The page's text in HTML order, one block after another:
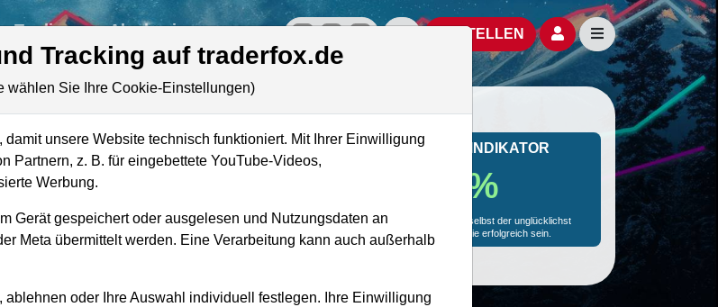
Trading Akademie offizielle Social Media-AccountsAktien- und Artikelsuche öffnen
BESTELLEN Seitennavigation
11,45 Mrd. USD
4,64 Mrd. USD
MONKEY-TRADER INDIKATOR
91.4 %
Mit 91.4 % Wahrscheinlichkeit wird selbst der unglücklichst
agierende Trader mit dieser Aktie erfolgreich sein.
Tracking auf traderfox.de
wählen Sie Ihre Cookie-Einstellungen)
unsere Website technisch funktioniert. Mit Ihrer Einwilligung
Partnern, z. B. für eingebettete YouTube-Videos,
Werbung.
Gerät gespeichert oder ausgelesen und Nutzungsdaten an
Meta übermittelt werden. Eine Verarbeitung kann auch außerhalb
oder Ihre Auswahl individuell festlegen. Ihre Einwilligung